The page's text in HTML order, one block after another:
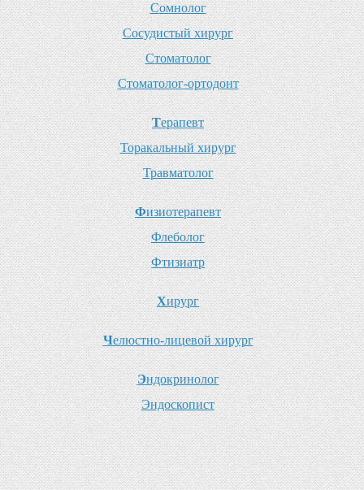
Сомнолог
Сосудистый хирург
Стоматолог
Стоматолог-ортодонт
Терапевт
Торакальный хирург
Травматолог
Физиотерапевт
Флеболог
Фтизиатр
Хирург
Челюстно-лицевой хирург
Эндокринолог
Эндоскопист